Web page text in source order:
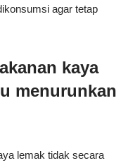
agar tetap
kaya
menurunkan
lemak tidak secara